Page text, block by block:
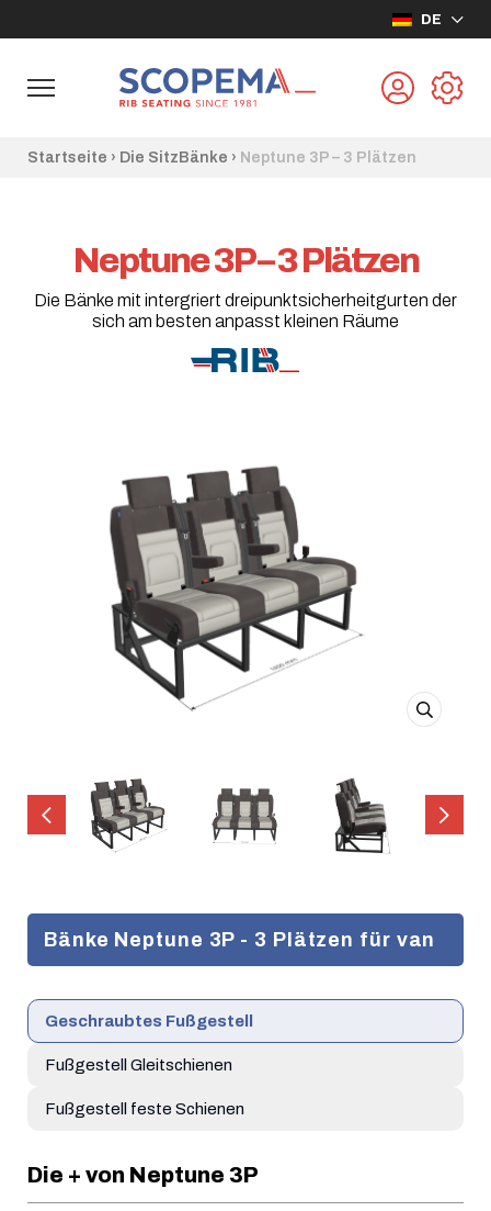
DE
Startseite › Die SitzBänke › Neptune 3P – 3 Plätzen
Neptune 3P – 3 Plätzen
Die Bänke mit intergriert dreipunktsicherheitgurten der
sich am besten anpasst kleinen Räume
Bänke Neptune 3P - 3 Plätzen für van
Geschraubtes Fußgestell
Fußgestell Gleitschienen
Fußgestell feste Schienen
Die + von Neptune 3P